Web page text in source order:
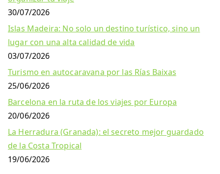
30/07/2026
Islas Madeira: No solo un destino turístico, sino un
lugar con una alta calidad de vida
03/07/2026
Turismo en autocaravana por las Rías Baixas
25/06/2026
Barcelona en la ruta de los viajes por Europa
20/06/2026
La Herradura (Granada): el secreto mejor guardado
de la Costa Tropical
19/06/2026